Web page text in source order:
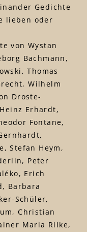
Gedichte
lieben oder
von Wystan
Bachmann,
Thomas
Wilhelm
Droste-
Erhardt,
Fontane,
Stefan Heym,
Peter
Erich
Barbara
Schüler,
Christian
Maria Rilke,